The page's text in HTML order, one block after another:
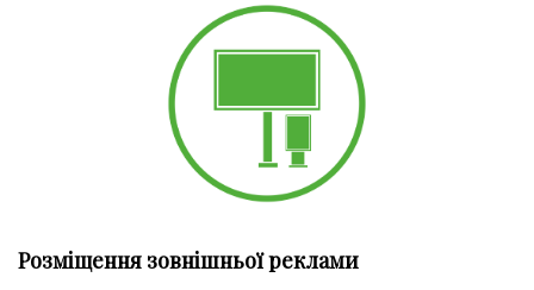
Розміщення зовнішньої реклами